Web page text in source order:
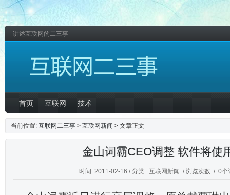
讲述互联网的二三事
首页 互联网 技术
当前位置: 互联网二三事 > 互联网新闻 > 文章正文
金山词霸CEO调整 软件将使
时间: 2011-02-16 / 分类: 互联网新闻 / 浏览次数: / 0个